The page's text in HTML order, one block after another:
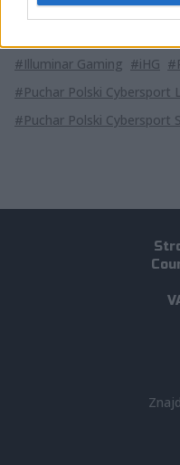
#Illuminar Gaming #iHG
#Puchar Polski Cybersport
#Puchar Polski Cybersport